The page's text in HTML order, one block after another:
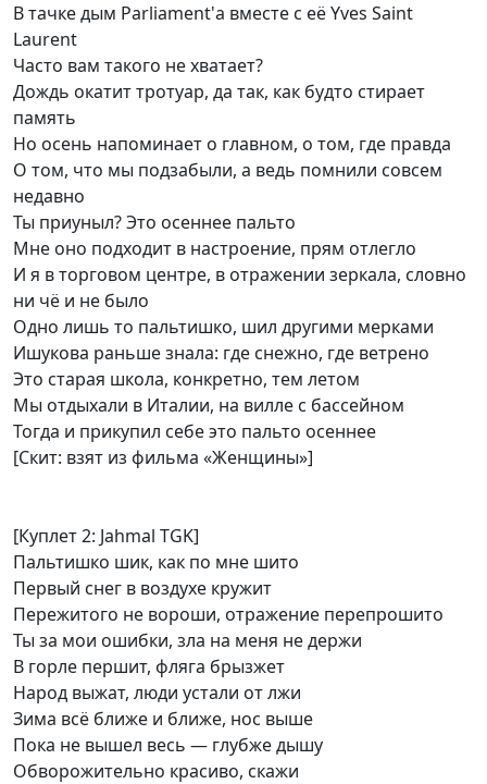
В тачке дым Parliament'а вместе с её Yves Saint
Laurent
Часто вам такого не хватает?
Дождь окатит тротуар, да так, как будто стирает
память
Но осень напоминает о главном, о том, где правда
О том, что мы подзабыли, а ведь помнили совсем
недавно
Ты приуныл? Это осеннее пальто
Мне оно подходит в настроение, прям отлегло
И я в торговом центре, в отражении зеркала, словно
ни чё и не было
Одно лишь то пальтишко, шил другими мерками
Ишукова раньше знала: где снежно, где ветрено
Это старая школа, конкретно, тем летом
Мы отдыхали в Италии, на вилле с бассейном
Тогда и прикупил себе это пальто осеннее
[Скит: взят из фильма «Женщины»]
[Куплет 2: Jahmal TGK]
Пальтишко шик, как по мне шито
Первый снег в воздухе кружит
Пережитого не вороши, отражение перепрошито
Ты за мои ошибки, зла на меня не держи
В горле першит, фляга брызжет
Народ выжат, люди устали от лжи
Зима всё ближе и ближе, нос выше
Пока не вышел весь — глубже дышу
Обворожительно красиво, скажи